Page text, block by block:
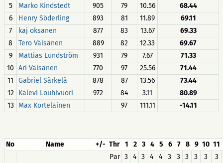
5
Marko Kindstedt 905 79 10.56
68.44
6
Henry Söderling 893 81 11.89
69.11
7
kaj oksanen 877 83 13.67
69.33
8
Tero Väisänen 889 82 12.33
69.67
9
Mattias Lundström 931 79 7.67
71.33
10 Ari Väisänen 770 97 25.56
71.44
11
Gabriel Särkelä 878 87 13.56
73.44
12
Kalevi Louhivuori 972 84 3.11
80.89
13
Max Kortelainen 97 111.11 -14.11
No Name +/- Thr 1 2 3 4 5 6 7 8 9 10 11
Par 3 4 3 4 4 3 3 3 3 3
3